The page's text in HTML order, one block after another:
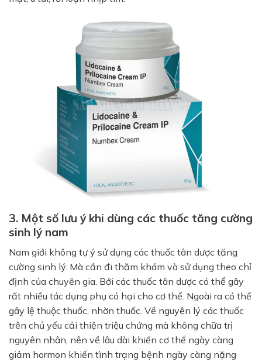
3. Một số lưu ý khi dùng các thuốc tăng cường
sinh lý nam
Nam giới không tự ý sử dụng các thuốc tân dược tăng
cường sinh lý. Mà cần đi thăm khám và sử dụng theo chỉ
định của chuyên gia. Bởi các thuốc tân dược có thể gây
rất nhiều tác dụng phụ có hại cho cơ thể. Ngoài ra có thể
gây lệ thuộc thuốc, nhờn thuốc. Về nguyên lý các thuốc
trên chủ yếu cải thiện triệu chứng mà không chữa trị
nguyên nhân, nên về lâu dài khiến cơ thể ngày càng
giảm hormon khiến tình trạng bệnh ngày càng nặng